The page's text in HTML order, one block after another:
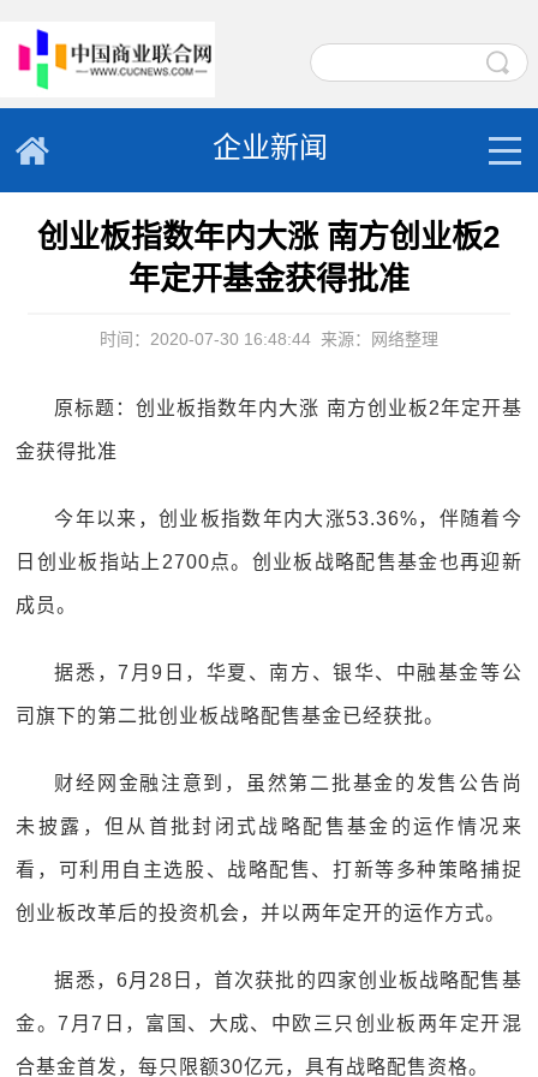
企业新闻
创业板指数年内大涨 南方创业板2
年定开基金获得批准
时间：2020-07-30 16:48:44 来源：网络整理
原标题：创业板指数年内大涨 南方创业板2年定开基
金获得批准
今年以来，创业板指数年内大涨53.36%，伴随着今
日创业板指站上2700点。创业板战略配售基金也再迎新
成员。
据悉，7月9日，华夏、南方、银华、中融基金等公
司旗下的第二批创业板战略配售基金已经获批。
财经网金融注意到，虽然第二批基金的发售公告尚
未披露，但从首批封闭式战略配售基金的运作情况来
看，可利用自主选股、战略配售、打新等多种策略捕捉
创业板改革后的投资机会，并以两年定开的运作方式。
据悉，6月28日，首次获批的四家创业板战略配售基
金。7月7日，富国、大成、中欧三只创业板两年定开混
合基金首发，每只限额30亿元，具有战略配售资格。